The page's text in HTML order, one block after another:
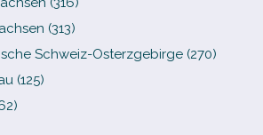
(313)
Schweiz-​Osterzgebirge (270)
(125)